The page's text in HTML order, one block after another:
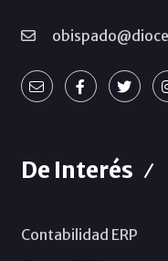
De Interés
Contabilidad ERP